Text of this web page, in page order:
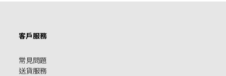
客戶服務
常見問題
送貨服務